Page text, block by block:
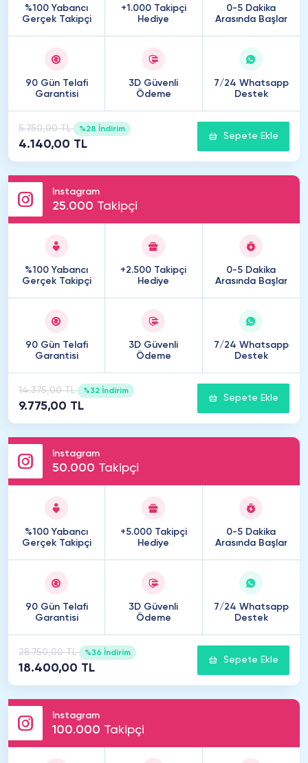
%100 Yabancı
Gerçek Takipçi
+1.000 Takipçi
Hediye
0-5 Dakika
Arasında Başlar
90 Gün Telafi
Garantisi
3D Güvenli
Ödeme
7/24 Whatsapp
Destek
5.750,00 TL %28 İndirim
4.140,00 TL
Sepete Ekle
Instagram
25.000 Takipçi
%100 Yabancı
Gerçek Takipçi
+2.500 Takipçi
Hediye
0-5 Dakika
Arasında Başlar
90 Gün Telafi
Garantisi
3D Güvenli
Ödeme
7/24 Whatsapp
Destek
14.375,00 TL %32 İndirim
9.775,00 TL
Sepete Ekle
Instagram
50.000 Takipçi
%100 Yabancı
Gerçek Takipçi
+5.000 Takipçi
Hediye
0-5 Dakika
Arasında Başlar
90 Gün Telafi
Garantisi
3D Güvenli
Ödeme
7/24 Whatsapp
Destek
28.750,00 TL %36 İndirim
18.400,00 TL
Sepete Ekle
Instagram
100.000 Takipçi